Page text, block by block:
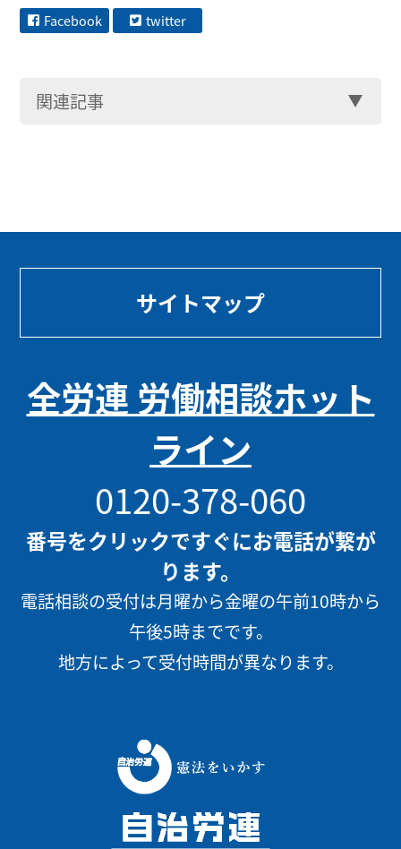
Facebook twitter
関連記事
サイトマップ
全労連 労働相談ホット
ライン
0120-378-060
番号をクリックですぐにお電話が繋が
ります。
電話相談の受付は月曜から金曜の午前10時から
午後5時までです。
地方によって受付時間が異なります。